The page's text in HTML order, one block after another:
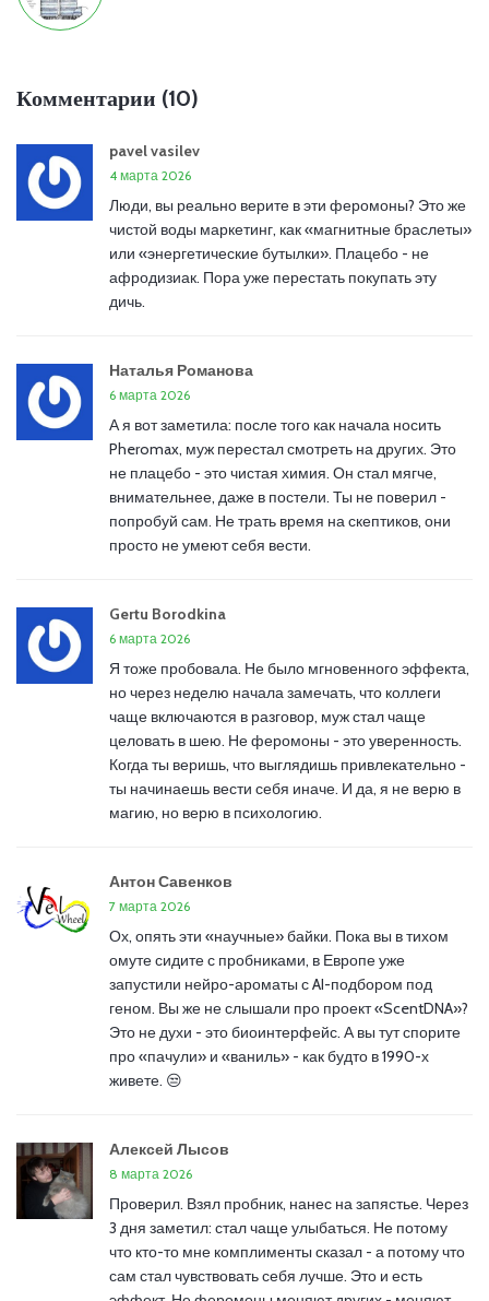
Комментарии (10)
pavel vasilev
4 марта 2026
Люди, вы реально верите в эти феромоны? Это же
чистой воды маркетинг, как «магнитные браслеты»
или «энергетические бутылки». Плацебо - не
афродизиак. Пора уже перестать покупать эту
дичь.
Наталья Романова
6 марта 2026
А я вот заметила: после того как начала носить
Pheromax, муж перестал смотреть на других. Это
не плацебо - это чистая химия. Он стал мягче,
внимательнее, даже в постели. Ты не поверил -
попробуй сам. Не трать время на скептиков, они
просто не умеют себя вести.
Gertu Borodkina
6 марта 2026
Я тоже пробовала. Не было мгновенного эффекта,
но через неделю начала замечать, что коллеги
чаще включаются в разговор, муж стал чаще
целовать в шею. Не феромоны - это уверенность.
Когда ты веришь, что выглядишь привлекательно -
ты начинаешь вести себя иначе. И да, я не верю в
магию, но верю в психологию.
Антон Савенков
7 марта 2026
Ох, опять эти «научные» байки. Пока вы в тихом
омуте сидите с пробниками, в Европе уже
запустили нейро-ароматы с AI-подбором под
геном. Вы же не слышали про проект «ScentDNA»?
Это не духи - это биоинтерфейс. А вы тут спорите
про «пачули» и «ваниль» - как будто в 1990-х
живете. 😒
Алексей Лысов
8 марта 2026
Проверил. Взял пробник, нанес на запястье. Через
3 дня заметил: стал чаще улыбаться. Не потому
что кто-то мне комплименты сказал - а потому что
сам стал чувствовать себя лучше. Это и есть